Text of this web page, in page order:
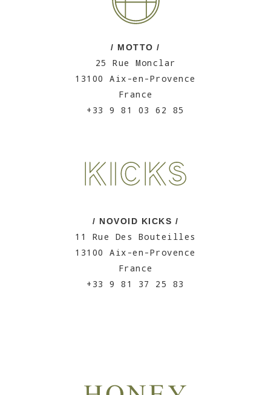
/ MOTTO /
25 Rue Monclar
13100 Aix-en-Provence
France
+33 9 81 03 62 85
/ NOVOID KICKS /
11 Rue Des Bouteilles
13100 Aix-en-Provence
France
+33 9 81 37 25 83